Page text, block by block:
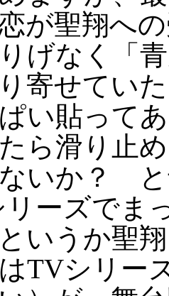
が聖翔へ
げなく「
寄せてい
い貼って
ら滑り止
いか？ と
ーズでま
いうか聖
TVシリー